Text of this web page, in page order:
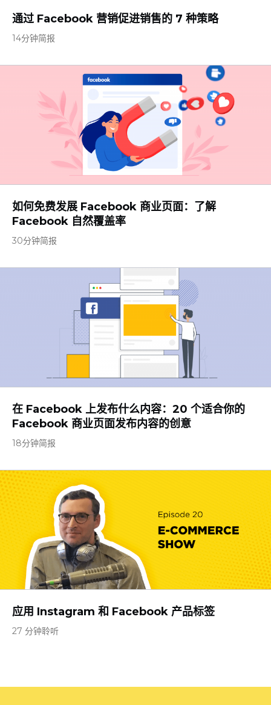
通过 Facebook 营销促进销售的 7 种策略
14分钟简报
如何免费发展 Facebook 商业页面：了解
Facebook 自然覆盖率
30分钟简报
在 Facebook 上发布什么内容：20 个适合你的
Facebook 商业页面发布内容的创意
18分钟简报
应用 Instagram 和 Facebook 产品标签
27 分钟聆听